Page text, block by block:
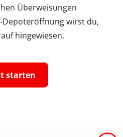
Überweisungen
wirst du,
hingewiesen.
starten